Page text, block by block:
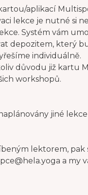
aplikací
lekce je nutné si
Systém vám
depozitem, který
individuálně.
důvodu již
workshopů.
jiné
lektorem,
a my